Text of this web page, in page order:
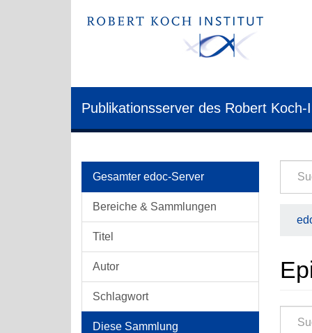
Publikationsserver des Robert Koch-
Gesamter edoc-Server
Bereiche & Sammlungen
Titel
Autor
Schlagwort
Diese Sammlung